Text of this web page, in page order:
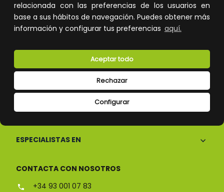
relacionada con las preferencias de los usuarios en
base a sus hábitos de navegación. Puedes obtener más
información y configurar tus preferencias aquí.
Configurar
Rechazar
Aceptar todo
Atención al cliente
CONÓCENOS
ESPECIALISTAS EN
CONTACTA CON NOSOTROS
+34 93 001 07 83